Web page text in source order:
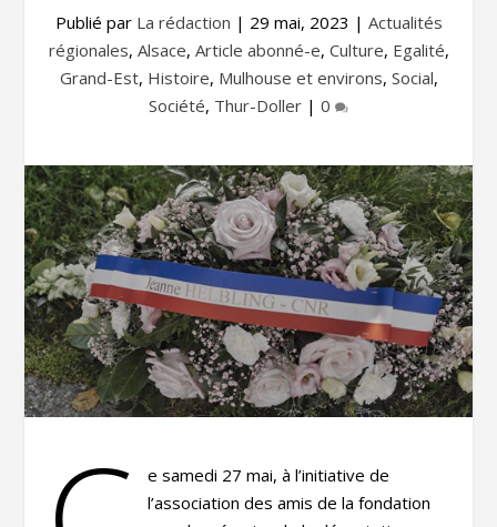
Publié par La rédaction | 29 mai, 2023 | Actualités
régionales, Alsace, Article abonné-e, Culture, Egalité,
Grand-Est, Histoire, Mulhouse et environs, Social,
Société, Thur-Doller | 0
e samedi 27 mai, à l’initiative de
l’association des amis de la fondation